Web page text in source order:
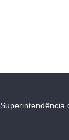
Superintendência